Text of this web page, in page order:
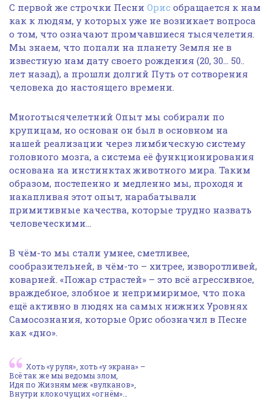
С первой же строчки Песни Орис обращается к нам
как к людям, у которых уже не возникает вопроса
о том, что означают промчавшиеся тысячелетия.
Мы знаем, что попали на планету Земля не в
известную нам дату своего рождения (20, 30… 50..
лет назад), а прошли долгий Путь от сотворения
человека до настоящего времени.
Многотысячелетний Опыт мы собирали по
крупицам, но основан он был в основном на
нашей реализации через лимбическую систему
головного мозга, а система её функционирования
основана на инстинктах животного мира. Таким
образом, постепенно и медленно мы, проходя и
накапливая этот опыт, нарабатывали
примитивные качества, которые трудно назвать
человеческими…
В чём-то мы стали умнее, сметливее,
сообразительней, в чём-то – хитрее, изворотливей,
коварней. «Пожар страстей» – это всё агрессивное,
враждебное, злобное и непримиримое, что пока
ещё активно в людях на самых нижних Уровнях
Самосознания, которые Орис обозначил в Песне
как «дно».
Хоть «у руля», хоть «у экрана» –
Всё так же мы ведомы злом,
Идя по Жизням меж «вулканов»,
Внутри клокочущих «огнём»…